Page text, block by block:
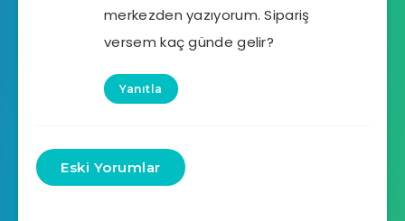
merkezden yazıyorum. Sipariş
versem kaç günde gelir?
Yanıtla
Eski Yorumlar